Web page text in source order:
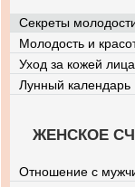
Секреты
Молодость и
Уход за кожей лица
Лунный календарь
ЖЕНСКОЕ
Отношение с